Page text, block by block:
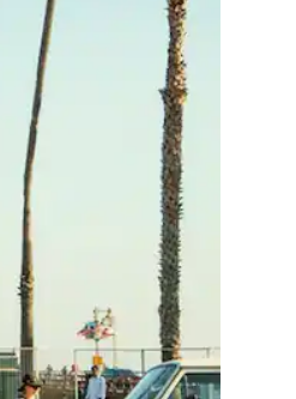
вниз або жести дотику та гортання.